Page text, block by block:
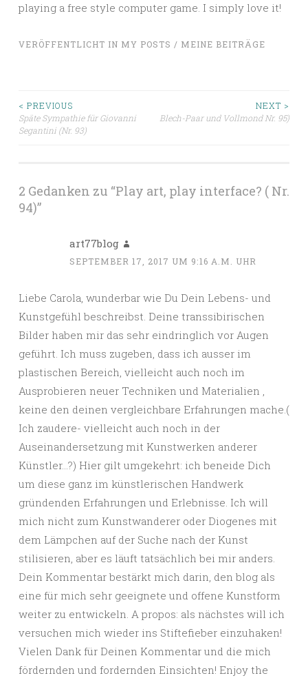
playing a free style computer game. I simply love it!
VERÖFFENTLICHT IN MY POSTS / MEINE BEITRÄGE
Beitragsnavigation
< PREVIOUS
Späte Sympathie für Giovanni
Segantini (Nr. 93)
NEXT >
Blech-Paar und Vollmond Nr. 95)
2 Gedanken zu “Play art, play interface? ( Nr.
94)”
art77blog
SEPTEMBER 17, 2017 UM 9:16 A.M. UHR
Liebe Carola, wunderbar wie Du Dein Lebens- und
Kunstgefühl beschreibst. Deine transsibirischen
Bilder haben mir das sehr eindringlich vor Augen
geführt. Ich muss zugeben, dass ich ausser im
plastischen Bereich, vielleicht auch noch im
Ausprobieren neuer Techniken und Materialien ,
keine den deinen vergleichbare Erfahrungen mache.(
Ich zaudere- vielleicht auch noch in der
Auseinandersetzung mit Kunstwerken anderer
Künstler…?) Hier gilt umgekehrt: ich beneide Dich
um diese ganz im künstlerischen Handwerk
gründenden Erfahrungen und Erlebnisse. Ich will
mich nicht zum Kunstwanderer oder Diogenes mit
dem Lämpchen auf der Suche nach der Kunst
stilisieren, aber es läuft tatsächlich bei mir anders.
Dein Kommentar bestärkt mich darin, den blog als
eine für mich sehr geeignete und offene Kunstform
weiter zu entwickeln. A propos: als nächstes will ich
versuchen mich wieder ins Stiftefieber einzuhaken!
Vielen Dank für Deinen Kommentar und die mich
fördernden und fordernden Einsichten! Enjoy the